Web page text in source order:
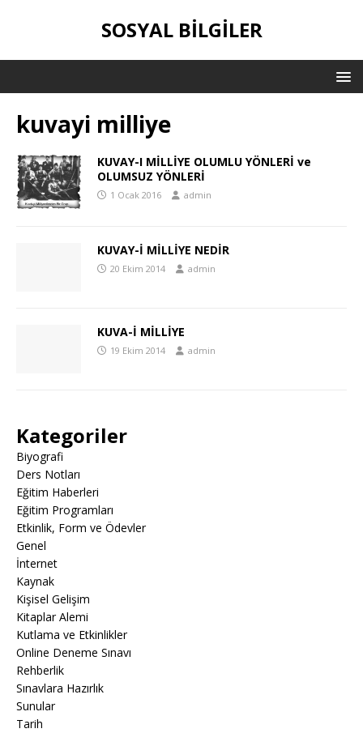
SOSYAL BILGILER
kuvayi milliye
KUVAY-I MİLLİYE OLUMLU YÖNLERİ ve
OLUMSUZ YÖNLERİ
1 Ocak 2016 admin
KUVAY-İ MİLLİYE NEDİR
20 Ekim 2014 admin
KUVA-İ MİLLİYE
19 Ekim 2014 admin
Kategoriler
Biyografi
Ders Notları
Eğitim Haberleri
Eğitim Programları
Etkinlik, Form ve Ödevler
Genel
İnternet
Kaynak
Kişisel Gelişim
Kitaplar Alemi
Kutlama ve Etkinlikler
Online Deneme Sınavı
Rehberlik
Sınavlara Hazırlık
Sunular
Tarih